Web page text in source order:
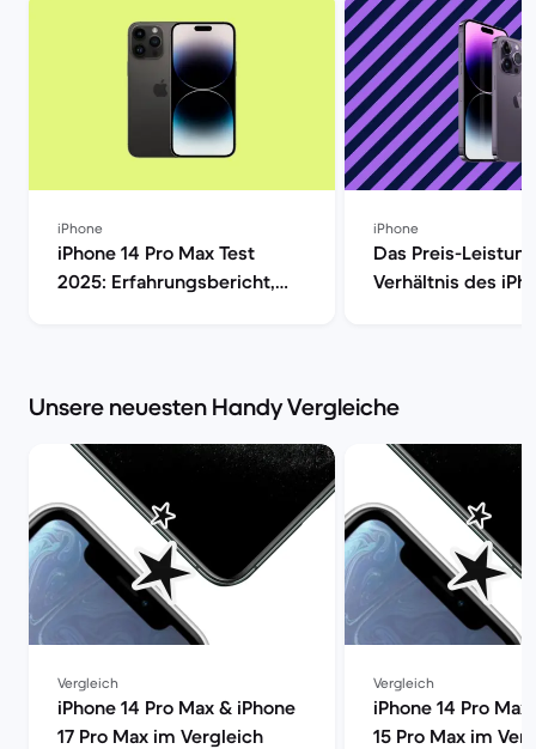
iPhone
iPhone 14 Pro Max Test
2025: Erfahrungsbericht,
iPhone
Das Preis-
Verhältnis des
Unsere neuesten Handy Vergleiche
Vergleich
iPhone 14 Pro Max & iPhone
17 Pro Max im Vergleich
Vergleich
iPhone 14 Pro
15 Pro Max im